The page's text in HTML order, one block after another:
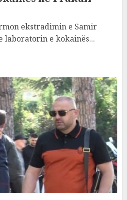
ekstradimin e Samir
laboratorin e kokainës...